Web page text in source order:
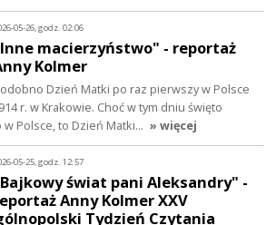
05-26, godz. 02:06
macierzyństwo" - reportaż
Kolmer
Dzień Matki po raz pierwszy w Polsce
r. w Krakowie. Choć w tym dniu święto
Polsce, to Dzień Matki… » więcej
05-25, godz. 12:57
świat pani Aleksandry" -
Anny Kolmer XXV
Tydzień Czytania